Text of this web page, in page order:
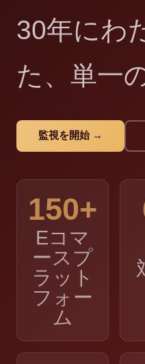
30年にわ
た、単一
監視を開始 →
150+
Eコマ
ースプ
ラット
フォー
ム